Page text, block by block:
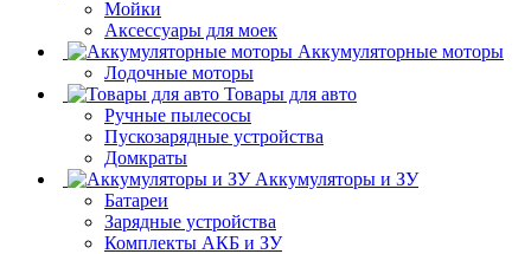
Мойки
Аксессуары для моек
Аккумуляторные моторы
Лодочные моторы
Товары для авто
Ручные пылесосы
Пускозарядные устройства
Домкраты
Аккумуляторы и ЗУ
Батареи
Зарядные устройства
Комплекты АКБ и ЗУ